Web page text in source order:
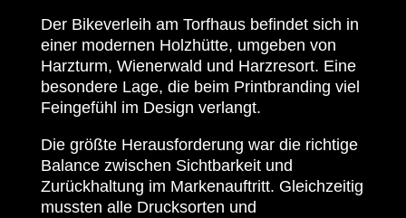
Der Bikeverleih am Torfhaus befindet sich in
einer modernen Holzhütte, umgeben von
Harzturm, Wienerwald und Harzresort. Eine
besondere Lage, die beim Printbranding viel
Feingefühl im Design verlangt.
Die größte Herausforderung war die richtige
Balance zwischen Sichtbarkeit und
Zurückhaltung im Markenauftritt. Gleichzeitig
mussten alle Drucksorten und